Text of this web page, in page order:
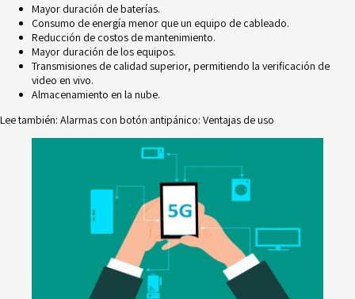
Mayor duración de baterías.
Consumo de energía menor que un equipo de cableado.
Reducción de costos de mantenimiento.
Mayor duración de los equipos.
Transmisiones de calidad superior, permitiendo la verificación de
video en vivo.
Almacenamiento en la nube.
Lee también: Alarmas con botón antipánico: Ventajas de uso